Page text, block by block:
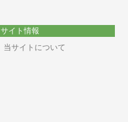
サイト情報
当サイトについて